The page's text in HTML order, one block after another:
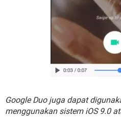
Google Duo juga dapat
menggunakan sistem iOS 9.0